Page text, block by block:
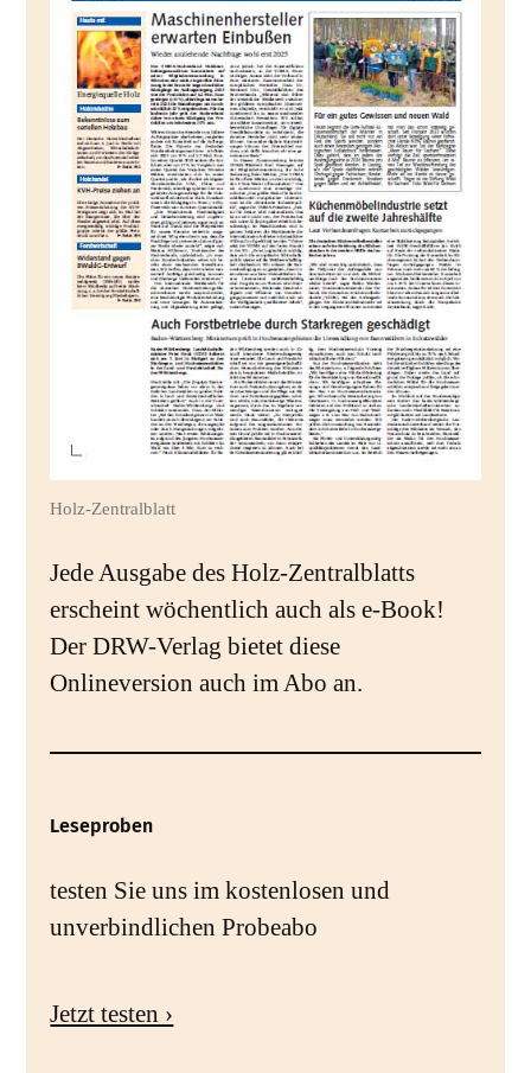
Holz-Zentralblatt
Jede Ausgabe des Holz-Zentralblatts
erscheint wöchentlich auch als e-Book!
Der DRW-Verlag bietet diese
Onlineversion auch im Abo an.
Leseproben
testen Sie uns im kostenlosen und
unverbindlichen Probeabo
Jetzt testen ›